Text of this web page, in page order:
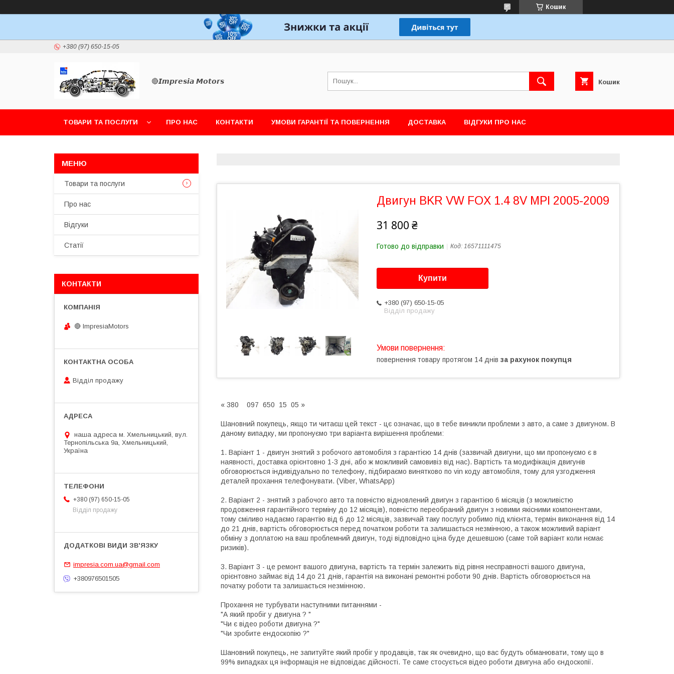
Кошик
+380 (97) 650-15-05
🔴𝙄𝙢𝙥𝙧𝙚𝙨𝙞𝙖 𝙈𝙤𝙩𝙤𝙧𝙨 Кошик
ТОВАРИ ТА ПОСЛУГИ ПРО НАС КОНТАКТИ УМОВИ ГАРАНТІЇ ТА ПОВЕРНЕННЯ ДОСТАВКА ВІДГУКИ ПРО НАС
Двигун BKR VW FOX 1.4 8V MPI 2005-2009
31 800 ₴
Готово до відправки Код: 16571111475
Купити
+380 (97) 650-15-05
Відділ продажу
повернення товару протягом 14 днів за рахунок покупця
« 380 097 650 15 05 »
Шановний покупець, якщо ти читаєш цей текст - цє означає, що в тебе виникли проблеми з авто, а саме з двигуном. В
даному випадку, ми пропонуємо три варіанта вирішення проблеми:
1. Варіант 1 - двигун знятий з робочого автомобіля з гарантією 14 днів (зазвичай двигуни, що ми пропонуємо є в
наявності, доставка орієнтовно 1-3 дні, або ж можливий самовивіз від нас). Вартість та модифікація двигунів
обговорюється індивідуально по телефону, підбираємо винятково по vin коду автомобіля, тому для узгодження
деталей прохання телефонувати. (Viber, WhatsApp)
2. Варіант 2 - знятий з рабочого авто та повністю відновлений двигун з гарантією 6 місяців (з можливістю
продовження гарантійного терміну до 12 місяців), повністю переобраний двигун з новими якісними компонентами,
тому сміливо надаємо гарантію від 6 до 12 місяців, зазвичай таку послугу робимо під клієнта, термін виконання від 14
до 21 днів, вартість обговорюється перед початком роботи та залишається незмінною, а також можливий варіант
обміну з доплатою на ваш проблемний двигун, тоді відповідно ціна буде дешевшою (саме той варіант коли нємає
ризиків).
3. Варіант 3 - це ремонт вашого двигуна, вартість та термін залежить від рівня несправності вашого двигуна,
орієнтовно займає від 14 до 21 днів, гарантія на виконані ремонтні роботи 90 днів. Вартість обговорюється на
початку роботи та залишається незмінною.
Прохання не турбувати наступними питаннями -
"А який пробіг у двигуна ? "
"Чи є відео роботи двигуна ?"
"Чи зробите ендоскопію ?"
Шановний покупець, не запитуйте який пробіг у продавців, так як очевидно, що вас будуть обманювати, тому що в
99% випадках ця інформація не відповідає дійсності. Те саме стосується відео роботи двигуна або єндоскопії.
Товари та послуги
Про нас
Відгуки
Статії
КОНТАКТИ
🔴 ImpresiaMotors
Відділ продажу
наша адреса м. Хмельницький, вул.
Тернопільська 9а, Хмельницький,
Україна
+380 (97) 650-15-05
Відділ продажу
impresia.com.ua@gmail.com
+380976501505